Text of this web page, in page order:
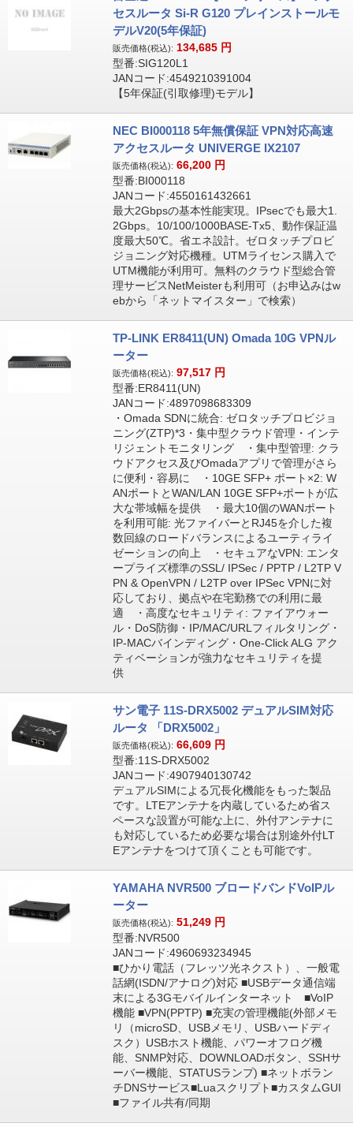
セスルータ Si-R G120 プレインストールモ
デルV20(5年保証)
販売価格(税込): 134,685 円
型番:SIG120L1
JANコード:4549210391004
【5年保証(引取修理)モデル】
NEC BI000118 5年無償保証 VPN対応高速
アクセスルータ UNIVERGE IX2107
販売価格(税込): 66,200 円
型番:BI000118
JANコード:4550161432661
最大2Gbpsの基本性能実現。IPsecでも最大1.
2Gbps。10/100/1000BASE-Tx5、動作保証温
度最大50℃。省エネ設計。ゼロタッチプロビ
ジョニング対応機種。UTMライセンス購入で
UTM機能が利用可。無料のクラウド型総合管
理サービスNetMeisterも利用可（お申込みはw
ebから「ネットマイスター」で検索）
TP-LINK ER8411(UN) Omada 10G VPNル
ーター
販売価格(税込): 97,517 円
型番:ER8411(UN)
JANコード:4897098683309
・Omada SDNに統合: ゼロタッチプロビジョ
ニング(ZTP)*3・集中型クラウド管理・インテ
リジェントモニタリング ・集中型管理: クラ
ウドアクセス及びOmadaアプリで管理がさら
に便利・容易に ・10GE SFP+ ポート×2: W
ANポートとWAN/LAN 10GE SFP+ポートが広
大な帯域幅を提供 ・最大10個のWANポート
を利用可能: 光ファイバーとRJ45を介した複
数回線のロードバランスによるユーティライ
ゼーションの向上 ・セキュアなVPN: エンタ
ープライズ標準のSSL/ IPSec / PPTP / L2TP V
PN & OpenVPN / L2TP over IPSec VPNに対
応しており、拠点や在宅勤務での利用に最
適 ・高度なセキュリティ: ファイアウォー
ル・DoS防御・IP/MAC/URLフィルタリング・
IP-MACバインディング・One-Click ALG アク
ティベーションが強力なセキュリティを提
供
サン電子 11S-DRX5002 デュアルSIM対応
ルータ 「DRX5002」
販売価格(税込): 66,609 円
型番:11S-DRX5002
JANコード:4907940130742
デュアルSIMによる冗長化機能をもった製品
です。LTEアンテナを内蔵しているため省ス
ペースな設置が可能な上に、外付アンテナに
も対応しているため必要な場合は別途外付LT
Eアンテナをつけて頂くことも可能です。
YAMAHA NVR500 ブロードバンドVoIPル
ーター
販売価格(税込): 51,249 円
型番:NVR500
JANコード:4960693234945
■ひかり電話（フレッツ光ネクスト）、一般電
話網(ISDN/アナログ)対応 ■USBデータ通信端
末による3Gモバイルインターネット ■VoIP
機能 ■VPN(PPTP) ■充実の管理機能(外部メモ
リ（microSD、USBメモリ、USBハードディ
スク）USBホスト機能、パワーオフログ機
能、SNMP対応、DOWNLOADボタン、SSHサ
ーバー機能、STATUSランプ) ■ネットボラン
チDNSサービス■Luaスクリプト■カスタムGUI
■ファイル共有/同期